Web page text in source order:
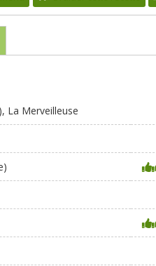
La Merveilleuse